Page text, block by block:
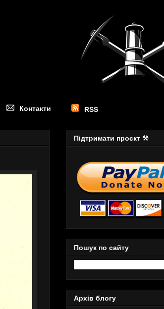
Контакти RSS
Підтримати проєкт ⚒
Пошук по сайту
Архів блогу